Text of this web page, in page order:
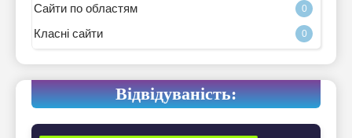
Сайти по областям 0
Класні сайти 0
Відвідуваність: